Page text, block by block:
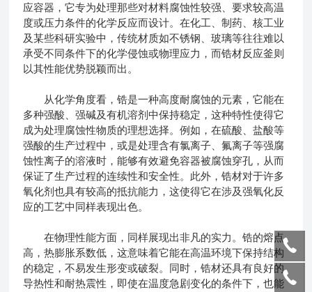
应容器，它专为处理那些对材料腐蚀性较强、要求较高温
度或压力条件的化学反应而设计。在化工、制药、核工业
及某些科研实验中，传统材质如不锈钢、玻璃等往往难以
承受不同条件下的化学侵蚀或物理应力，而锆材反应釜则
以其性能优势脱颖而出。
从化学角度看，锆是一种高度耐腐蚀的元素，它能在
多种强酸、强碱及有机溶剂中保持稳定，这种特性使得它
成为处理腐蚀性物质的理想选择。例如，在硫酸、盐酸等
强酸的生产过程中，或是处理含有氯离子、氟离子等强腐
蚀性离子的溶液时，能够有效避免容器被腐蚀穿孔，从而
保证了生产过程的连续性和安全性。此外，锆材对于许多
氧化剂也具有较高的抵抗能力，这使得它在涉及强氧化反
应的工艺中同样表现出色。
在物理性能方面，同样展现出非凡的实力。锆的熔点
高，热膨胀系数低，这意味着它能在高温环境下保持结构
的稳定，不易发生形变或破裂。同时，锆材还具有良好的
导热性和耐热震性，即使在温度急剧变化的条件下，也能